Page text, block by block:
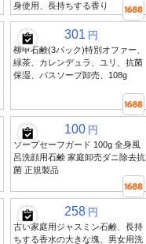
身使用、長持ちする香り
301 円
柳申石鹸(3パック)特別オファー、
緑茶、カレンデュラ、ユリ、抗菌
保湿、バスソープ卸売、108g
100 円
ソープセーフガード 100g 全身風
呂洗顔用石鹸 家庭卸売ダニ除去抗
菌 正規製品
258 円
古い家庭用ジャスミン石鹸、長持
ちする香水の大きな塊、男女用洗